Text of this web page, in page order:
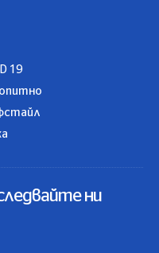
19
ни